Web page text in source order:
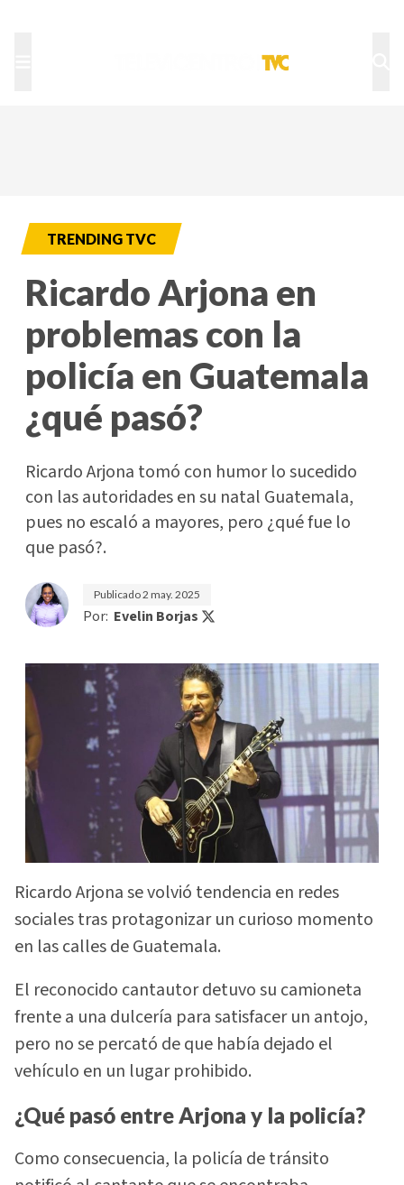
TRENDING TVC
Ricardo Arjona en
problemas con la
policía en Guatemala
¿qué pasó?
Ricardo Arjona tomó con humor lo sucedido
con las autoridades en su natal Guatemala,
pues no escaló a mayores, pero ¿qué fue lo
que pasó?.
Publicado2 may. 2025
Por: Evelin Borjas
Ricardo Arjona se volvió tendencia en redes
sociales tras protagonizar un curioso momento
en las calles de Guatemala.
El reconocido cantautor detuvo su camioneta
frente a una dulcería para satisfacer un antojo,
pero no se percató de que había dejado el
vehículo en un lugar prohibido.
¿Qué pasó entre Arjona y la policía?
Como consecuencia, la policía de tránsito